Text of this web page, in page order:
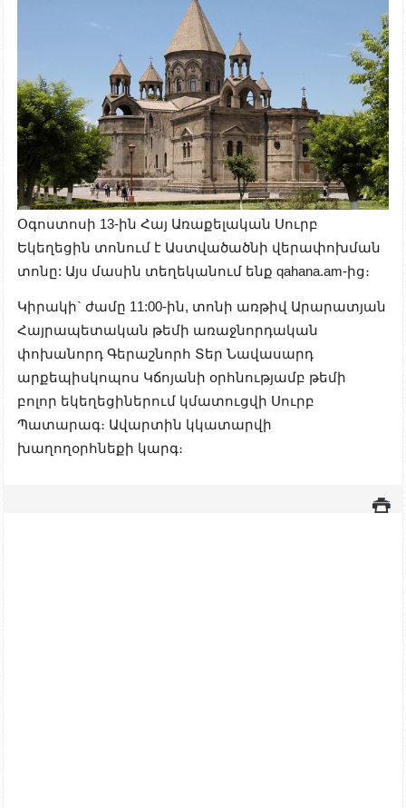
Օգոստոսի 13-ին Հայ Առաքելական Սուրբ
Եկեղեցին տոնում է Աստվածածնի վերափոխման
տոնը: Այս մասին տեղեկանում ենք qahana.am-ից։
Կիրակի` ժամը 11:00-ին, տոնի առթիվ Արարատյան
Հայրապետական թեմի առաջնորդական
փոխանորդ Գերաշնորհ Տեր Նավասարդ
արքեպիսկոպոս Կճոյանի օրհնությամբ թեմի
բոլոր եկեղեցիներում կմատուցվի Սուրբ
Պատարագ։ Ավարտին կկատարվի
խաղողօրհնեքի կարգ։